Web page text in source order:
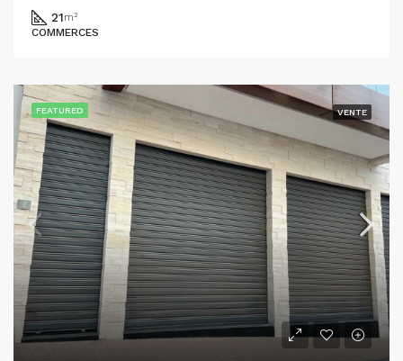
21m²
COMMERCES
FEATURED VENTE